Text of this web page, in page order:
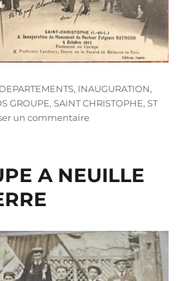
Catégories
DEPARTEMENTS, INAUGURATION,
GROUPE,SAINT CHRISTOPHE,ST
un commentairesur
INAUGURATION
A NEUILLE